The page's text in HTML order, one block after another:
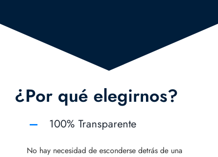
¿Por qué elegirnos?
100% Transparente
No hay necesidad de esconderse detrás de una